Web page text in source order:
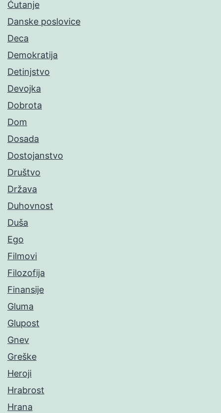
Ćutanje
Danske poslovice
Deca
Demokratija
Detinjstvo
Devojka
Dobrota
Dom
Dosada
Dostojanstvo
Društvo
Država
Duhovnost
Duša
Ego
Filmovi
Filozofija
Finansije
Gluma
Glupost
Gnev
Greške
Heroji
Hrabrost
Hrana